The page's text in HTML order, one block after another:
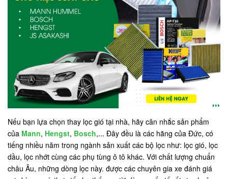
Nếu bạn lựa chọn thay lọc gió tại nhà, hãy cân nhắc sản phẩm
của Mann, Hengst, Bosch,... Đây đều là các hãng của Đức, có
tiếng nhiều năm trong ngành sản xuất các bộ lọc như: lọc gió, lọc
dầu, lọc nhớt cùng các phụ tùng ô tô khác. Với chất lượng chuẩn
châu Âu, những dòng lọc này. được các chuyên gia xe đánh giá